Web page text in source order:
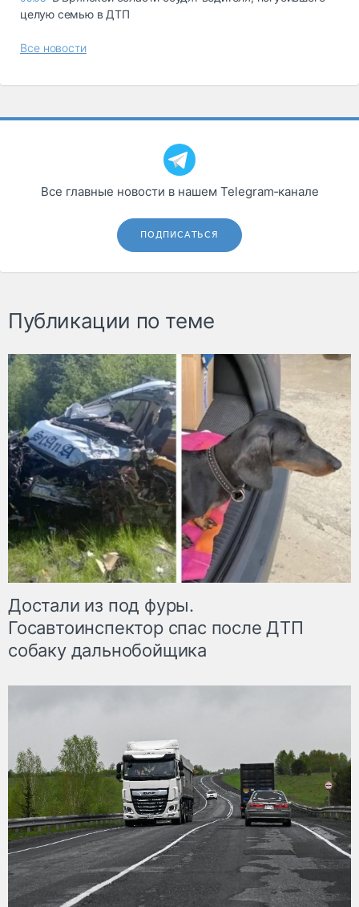
целую семью в ДТП
Все новости
Все главные новости в нашем Telegram‑канале
ПОДПИСАТЬСЯ
Публикации по теме
Достали из под фуры.
Госавтоинспектор спас после ДТП
собаку дальнобойщика